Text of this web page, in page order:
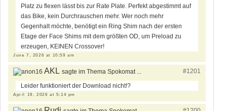
Platz zu flexen lässt bis zur Rate Plate. Perfekt abgestimmt auf
das Bike, kein Durchrauschen mehr. Wer noch mehr
Gegenhalt möchte, benötigt ein Ring Shim nach der ersten
Etage der Face Shims mit dem größten OD, um Preload zu
erzeugen, KEINEN Crossover!
June 7, 2026 at 10:59 am
AKL sagte im Thema Spokomat ... #1201
Leider funktioniert der Download nicht!?
April 19, 2026 at 5:14 pm